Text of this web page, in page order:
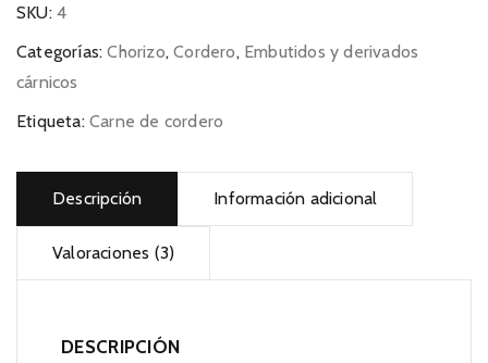
SKU: 4
Categorías:Chorizo,Cordero, Embutidos y derivados
cárnicos
Etiqueta: Carne de cordero
Descripción Información adicional
Valoraciones (3)
DESCRIPCIÓN